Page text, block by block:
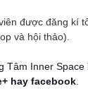
được đăng kí
và hội thảo).
Tâm Inner Space
hay facebook